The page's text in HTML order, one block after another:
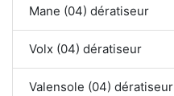
Mane (04) dératiseur
Volx (04) dératiseur
Valensole (04) dératiseur